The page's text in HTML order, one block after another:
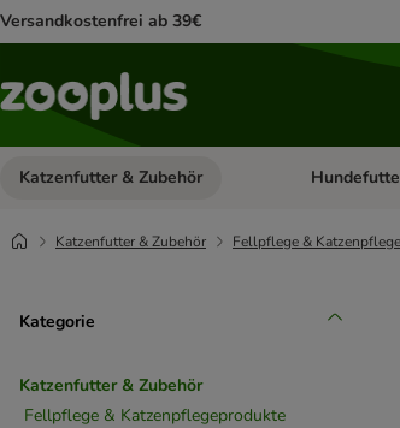
Versandkostenfrei ab 39€
Katzenfutter & Zubehör Kategorie-
Katzenfutter & Zubehör Fellpflege &
Kategorie
Katzenfutter & Zubehör
Fellpflege & Katzenpflegeprodukte